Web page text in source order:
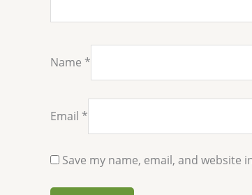
Name *
Email *
Save my name, email, and